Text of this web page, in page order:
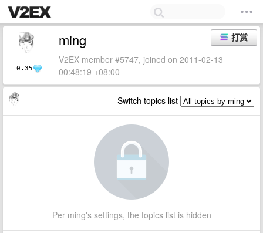
0.35
打赏
ming
V2EX member #5747, joined on 2011-02-13
00:48:19 +08:00
Switch topics list
Per ming's settings, the topics list is hidden